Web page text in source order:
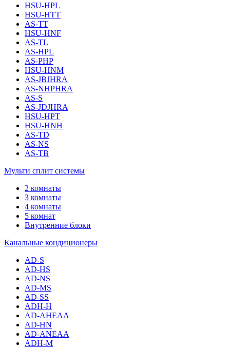
HSU-HPL
HSU-HTT
AS-TT
HSU-HNF
AS-TL
AS-HPL
AS-PHP
HSU-HNM
AS-JBJHRA
AS-NHPHRA
AS-S
AS-JDJHRA
HSU-HPT
HSU-HNH
AS-TD
AS-NS
AS-TB
Мульти сплит системы
2 комнаты
3 комнаты
4 комнаты
5 комнат
Внутренние блоки
Канальные кондиционеры
AD-S
AD-HS
AD-NS
AD-MS
AD-SS
ADH-H
AD-AHEAA
AD-HN
AD-ANEAA
ADH-M